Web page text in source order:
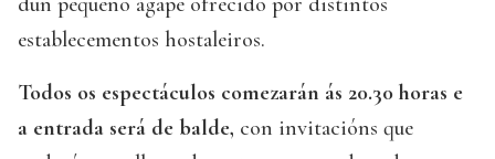
establecementos hostaleiros.
Todos os espectáculos comezarán ás 20.30 horas e
a entrada será de balde, con invitacións que